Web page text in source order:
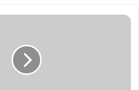
«الثلاثة